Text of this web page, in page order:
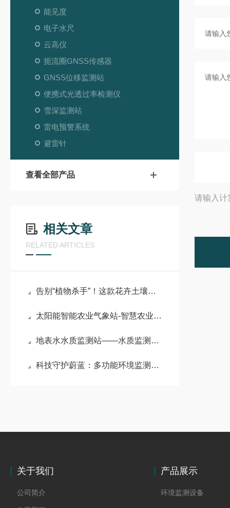
能见度
电子水尺
云高仪
扼流圈GNSS传感器
GNSS位移监测站
便携式光透过率检测仪
雪深监测站
雷电预警系统
避雷针
查看全部产品
相关文章
RELATED ARTICLES
告别“植物杀手”！这款花卉土壤干湿检测仪，新手也能养出满分花园
太阳能智能农业气象站-智慧农业新篇章：气象环境物联网监测全解析
地表水水质监测站——水质监测进入智能化时代！这款多参数系统你不可不知
科技守护蔚蓝：多功能环境监测自动气象站的使命担当
请输入计
关于我们
公司简介
产品展示
环境监测设备